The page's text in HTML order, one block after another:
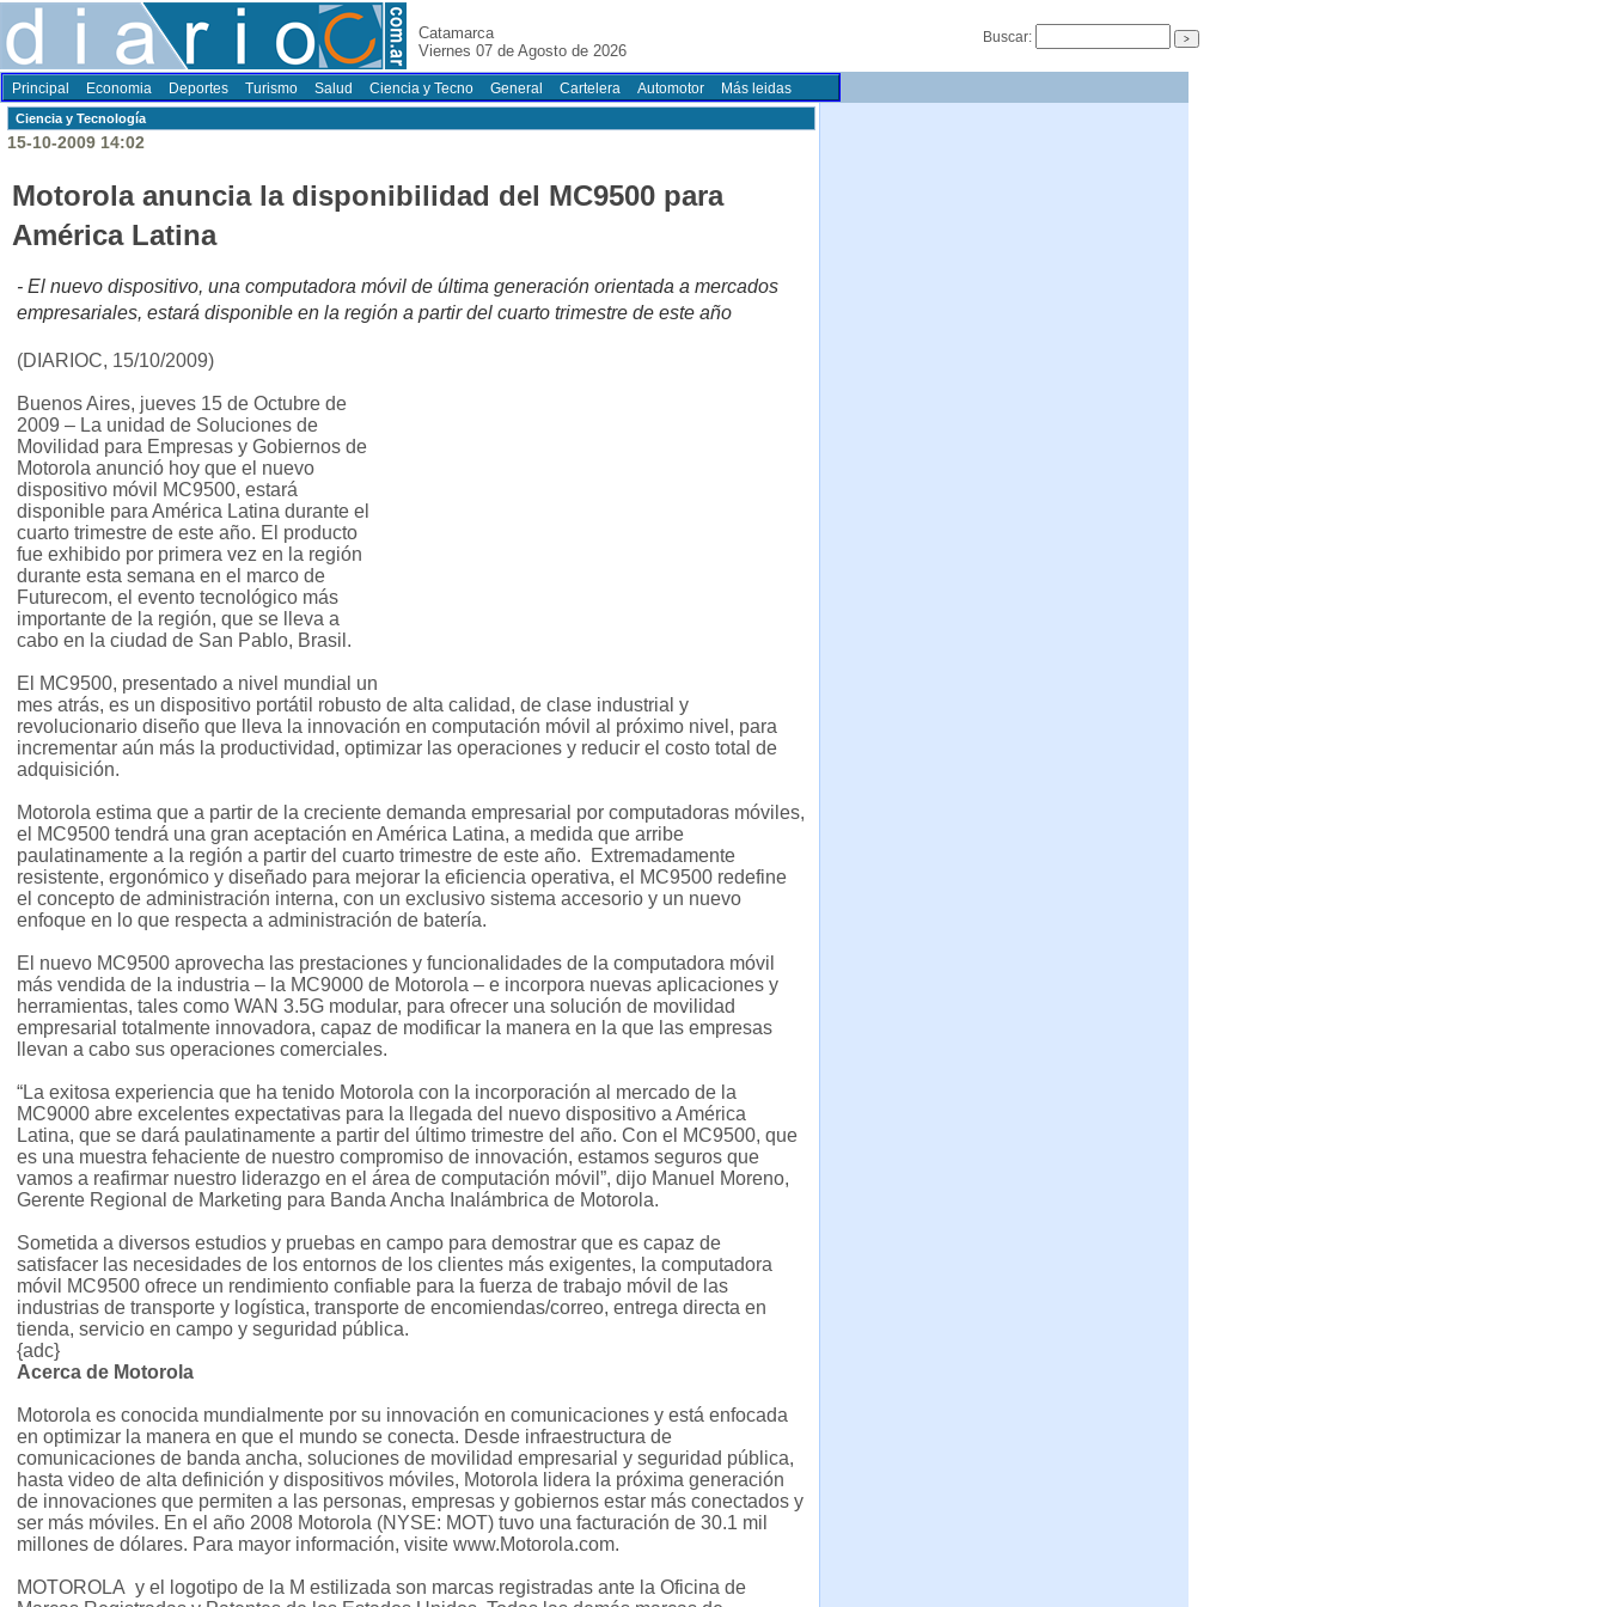
Catamarca
Viernes 07 de Agosto de 2026
Buscar:
Principal Economia Deportes Turismo Salud Ciencia y Tecno General Cartelera Automotor Más leidas
Ciencia y Tecnología
15-10-2009 14:02
Motorola anuncia la disponibilidad del MC9500 para
América Latina
- El nuevo dispositivo, una computadora móvil de última generación orientada a mercados
empresariales, estará disponible en la región a partir del cuarto trimestre de este año
(DIARIOC, 15/10/2009)
Buenos Aires, jueves 15 de Octubre de
2009 – La unidad de Soluciones de
Movilidad para Empresas y Gobiernos de
Motorola anunció hoy que el nuevo
dispositivo móvil MC9500, estará
disponible para América Latina durante el
cuarto trimestre de este año. El producto
fue exhibido por primera vez en la región
durante esta semana en el marco de
Futurecom, el evento tecnológico más
importante de la región, que se lleva a
cabo en la ciudad de San Pablo, Brasil.
El MC9500, presentado a nivel mundial un
mes atrás, es un dispositivo portátil robusto de alta calidad, de clase industrial y
revolucionario diseño que lleva la innovación en computación móvil al próximo nivel, para
incrementar aún más la productividad, optimizar las operaciones y reducir el costo total de
adquisición.
Motorola estima que a partir de la creciente demanda empresarial por computadoras móviles,
el MC9500 tendrá una gran aceptación en América Latina, a medida que arribe
paulatinamente a la región a partir del cuarto trimestre de este año. Extremadamente
resistente, ergonómico y diseñado para mejorar la eficiencia operativa, el MC9500 redefine
el concepto de administración interna, con un exclusivo sistema accesorio y un nuevo
enfoque en lo que respecta a administración de batería.
El nuevo MC9500 aprovecha las prestaciones y funcionalidades de la computadora móvil
más vendida de la industria – la MC9000 de Motorola – e incorpora nuevas aplicaciones y
herramientas, tales como WAN 3.5G modular, para ofrecer una solución de movilidad
empresarial totalmente innovadora, capaz de modificar la manera en la que las empresas
llevan a cabo sus operaciones comerciales.
“La exitosa experiencia que ha tenido Motorola con la incorporación al mercado de la
MC9000 abre excelentes expectativas para la llegada del nuevo dispositivo a América
Latina, que se dará paulatinamente a partir del último trimestre del año. Con el MC9500, que
es una muestra fehaciente de nuestro compromiso de innovación, estamos seguros que
vamos a reafirmar nuestro liderazgo en el área de computación móvil”, dijo Manuel Moreno,
Gerente Regional de Marketing para Banda Ancha Inalámbrica de Motorola.
Sometida a diversos estudios y pruebas en campo para demostrar que es capaz de
satisfacer las necesidades de los entornos de los clientes más exigentes, la computadora
móvil MC9500 ofrece un rendimiento confiable para la fuerza de trabajo móvil de las
industrias de transporte y logística, transporte de encomiendas/correo, entrega directa en
tienda, servicio en campo y seguridad pública.
{adc}
Acerca de Motorola
Motorola es conocida mundialmente por su innovación en comunicaciones y está enfocada
en optimizar la manera en que el mundo se conecta. Desde infraestructura de
comunicaciones de banda ancha, soluciones de movilidad empresarial y seguridad pública,
hasta video de alta definición y dispositivos móviles, Motorola lidera la próxima generación
de innovaciones que permiten a las personas, empresas y gobiernos estar más conectados y
ser más móviles. En el año 2008 Motorola (NYSE: MOT) tuvo una facturación de 30.1 mil
millones de dólares. Para mayor información, visite www.Motorola.com.
MOTOROLA y el logotipo de la M estilizada son marcas registradas ante la Oficina de